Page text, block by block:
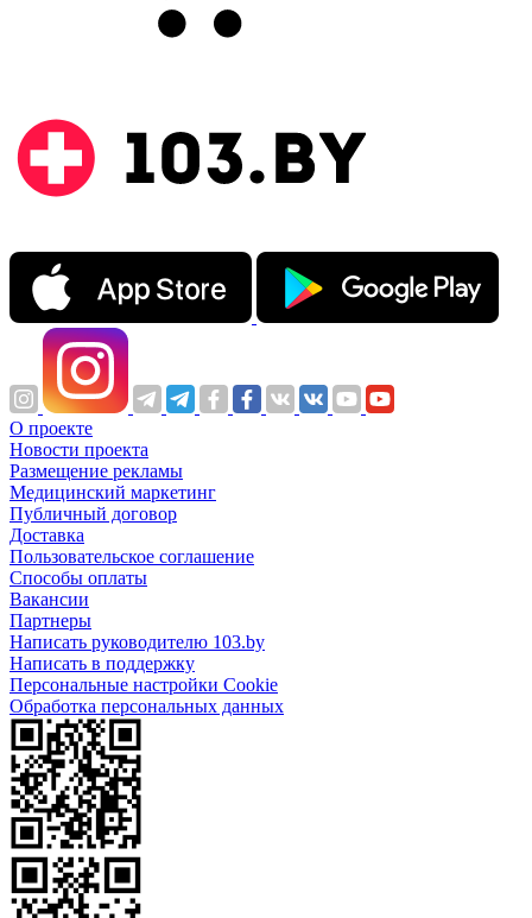
О проекте
Новости проекта
Размещение рекламы
Медицинский маркетинг
Публичный договор
Доставка
Пользовательское соглашение
Способы оплаты
Вакансии
Партнеры
Написать руководителю 103.by
Написать в поддержку
Персональные настройки Cookie
Обработка персональных данных